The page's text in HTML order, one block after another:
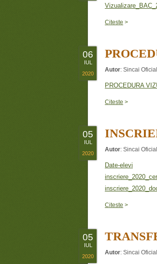
Citeste >
Autor: Sincai Oficial
PROCEDURA
Citeste >
06
IUL
2020
Autor: Sincai Oficial
Date-elevi
Citeste >
05
IUL
2020
Autor: Sincai Oficial
05
IUL
2020